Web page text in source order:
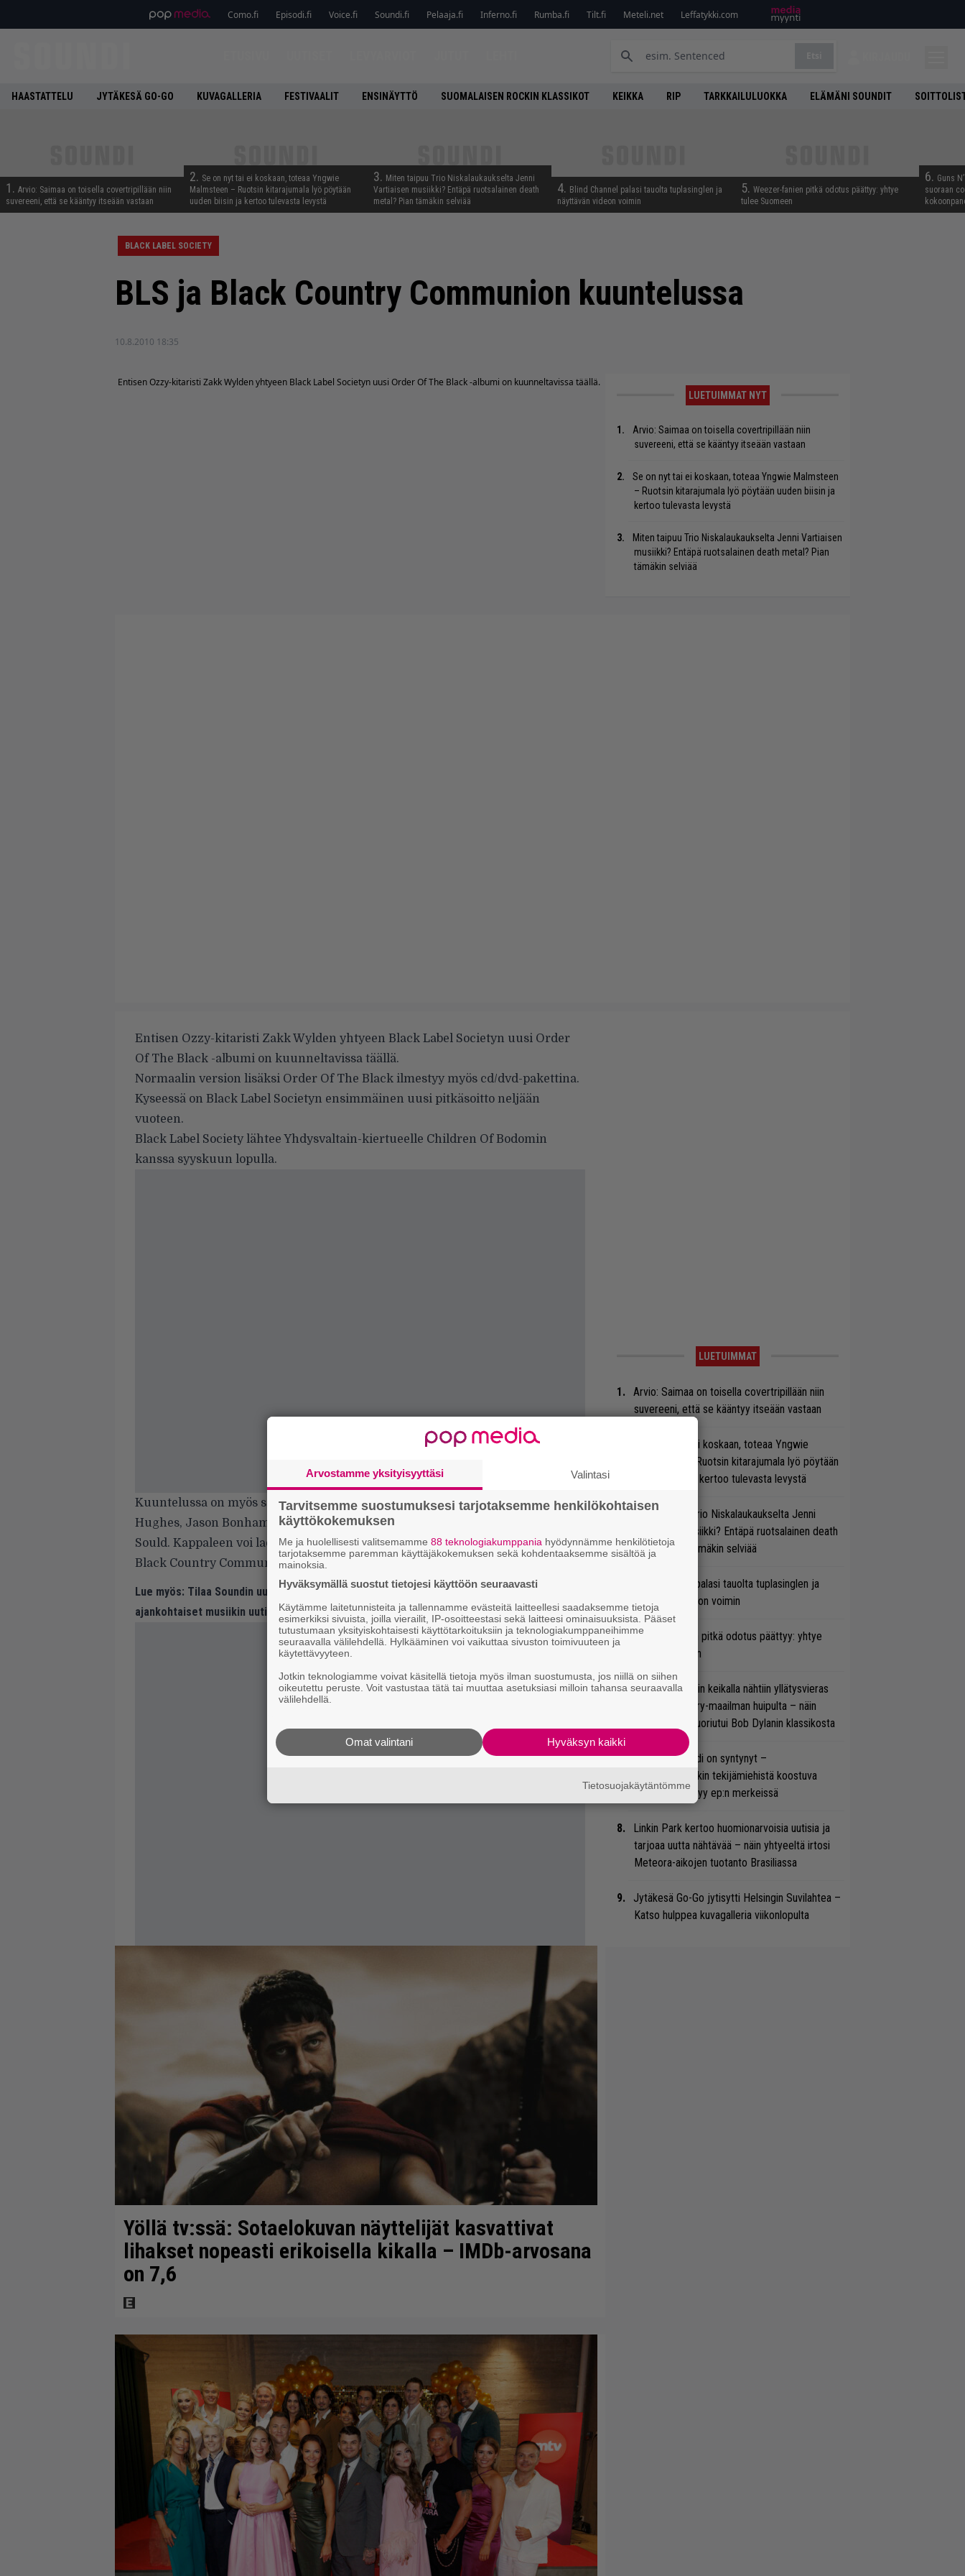
Como.fi Episodi.fi Voice.fi Soundi.fi Pelaaja.fi Inferno.fi Rumba.fi Tilt.fi Meteli.net Leffatykki.com
HAASTATTELU JYTÄKESÄ GO-GO KUVAGALLERIA FESTIVAALIT ENSINÄYTTÖ SUOMALAISEN ROCKIN KLASSIKOT KEIKKA RIP TARKKAILULUOKKA ELÄMÄNI SOUNDIT
1. Arvio: Saimaa on toisella covertripillään niin
suvereeni, että se kääntyy itseään vastaan
2. Se on nyt tai ei koskaan, toteaa Yngwie
Malmsteen – Ruotsin kitarajumala lyö pöytään
uuden biisin ja kertoo tulevasta levystä
3. Miten taipuu Trio Niskalaukaukselta Jenni
Vartiaisen musiikki? Entäpä ruotsalainen death
metal? Pian tämäkin selviää
4. Blind Channel palasi tauolta tuplasinglen ja
näyttävän videon voimin
5. Weezer-fanien pitkä odotus päättyy: yhtye
tulee Suomeen
6. Guns
suoraan
BLACK LABEL SOCIETY
BLS ja Black Country Communion kuuntelussa
10.8.2010 18:35
Entisen Ozzy-kitaristi Zakk Wylden yhtyeen Black Label Societyn uusi Order Of The Black -albumi on kuunneltavissa täällä.
LUETUIMMAT NYT
Arvio: Saimaa on toisella covertripillään niin
suvereeni, että se kääntyy itseään vastaan
Se on nyt tai ei koskaan, toteaa Yngwie Malmsteen
– Ruotsin kitarajumala lyö pöytään uuden biisin ja
kertoo tulevasta levystä
Miten taipuu Trio Niskalaukaukselta Jenni Vartiaisen
musiikki? Entäpä ruotsalainen death metal? Pian
tämäkin selviää
Entisen Ozzy-kitaristi Zakk Wylden yhtyeen Black Label Societyn uusi Order
Of The Black -albumi on kuunneltavissa täällä.
Normaalin version lisäksi Order Of The Black ilmestyy myös cd/dvd-pakettina.
Kyseessä on Black Label Societyn ensimmäinen uusi pitkäsoitto neljään
vuoteen.
Black Label Society lähtee Yhdysvaltain-kiertueelle Children Of Bodomin
kanssa syyskuun lopulla.
Kuuntelussa on myös superbändi Black Country Communionin (Glenn
Hughes, Jason Bonham, Derek Sherinian ja Joe Bonamassa) single One Last
Sould. Kappaleen voi ladata ilmaiseksitäältä.
Black Country Communionin nimetön debyyttialbumi ilmestyy 20. syyskuuta.
Lue myös: Tilaa Soundin uutiskirje ja tiedät mistä kahvitauolla puhutaan! Nappaa
ajankohtaiset musiikin uutiset ja puheenaiheet suoraan sähköpostiin tästä.
Yöllä tv:ssä: Sotaelokuvan näyttelijät kasvattivat
lihakset nopeasti erikoisella kikalla – IMDb-arvosana
on 7,6
LUETUIMMAT
Arvio: Saimaa on toisella covertripillään niin
suvereeni, että se kääntyy itseään vastaan
Se on nyt tai ei koskaan, toteaa Yngwie
Malmsteen – Ruotsin kitarajumala lyö pöytään
uuden biisin ja kertoo tulevasta levystä
Miten taipuu Trio Niskalaukaukselta Jenni
Vartiaisen musiikki? Entäpä ruotsalainen death
metal? Pian tämäkin selviää
Blind Channel palasi tauolta tuplasinglen ja
näyttävän videon voimin
Weezer-fanien pitkä odotus päättyy: yhtye
tulee Suomeen
Guns N’ Rosesin keikalla nähtiin yllätysvieras
suoraan country-maailman huipulta – näin
kokoonpano suoriutui Bob Dylanin klassikosta
Uusi superbändi on syntynyt –
Vaihtoehtorockin tekijämiehistä koostuva
ryhmä esittäytyy ep:n merkeissä
Linkin Park kertoo huomionarvoisia uutisia ja
tarjoaa uutta nähtävää – näin yhtyeeltä irtosi
Meteora-aikojen tuotanto Brasiliassa
Jytäkesä Go-Go jytisytti Helsingin Suvilahtea –
Katso hulppea kuvagalleria viikonlopulta
Arvostamme yksityisyyttäsi Valintasi
Tarvitsemme suostumuksesi tarjotaksemme henkilökohtaisen
käyttökokemuksen
Me ja huolellisesti valitsemamme 88 teknologiakumppania hyödynnämme henkilötietoja
tarjotaksemme paremman käyttäjäkokemuksen sekä kohdentaaksemme sisältöä ja
mainoksia.
Hyväksymällä suostut tietojesi käyttöön seuraavasti
Käytämme laitetunnisteita ja tallennamme evästeitä laitteellesi saadaksemme tietoja
esimerkiksi sivuista, joilla vierailit, IP-osoitteestasi sekä laitteesi ominaisuuksista. Pääset
tutustumaan yksityiskohtaisesti käyttötarkoituksiin ja teknologiakumppaneihimme
seuraavalla välilehdellä. Hylkääminen voi vaikuttaa sivuston toimivuuteen ja
käytettävyyteen.
Jotkin teknologiamme voivat käsitellä tietoja myös ilman suostumusta, jos niillä on siihen
oikeutettu peruste. Voit vastustaa tätä tai muuttaa asetuksiasi milloin tahansa seuraavalla
välilehdellä.
Hyväksyn kaikki
Omat valintani
Tietosuojakäytäntömme